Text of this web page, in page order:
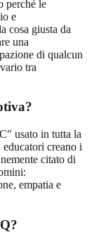
perché le
e
cosa giusta da
una
di qualcun
tra
usato in tutta la
creano i
citato di
empatia e